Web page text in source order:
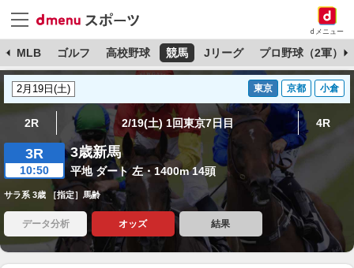
dメニュー
MLB ゴルフ 高校野球 競馬 Jリーグ プロ野球（2軍）
東京 京都 小倉
2R 2/19(土) 1回東京7日目 4R
3R
10:50
3歳新馬
平地 ダート 左・1400m 14頭
サラ系 3歳 ［指定］馬齢
データ分析 オッズ 結果